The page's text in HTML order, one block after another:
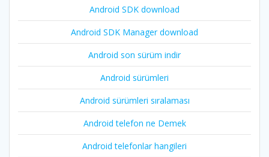
Android SDK download
Android SDK Manager download
Android son sürüm indir
Android sürümleri
Android sürümleri sıralaması
Android telefon ne Demek
Android telefonlar hangileri